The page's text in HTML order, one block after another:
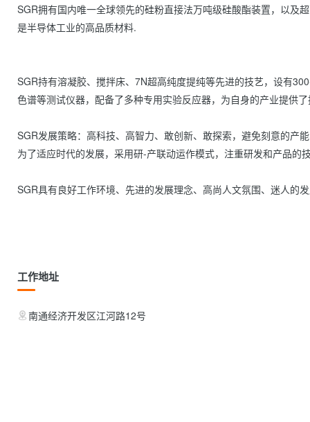
SGR拥有国内唯一全球领先的硅粉直接法万吨级硅酸酯装置，以及
是半导体工业的高品质材料.
SGR持有溶凝胶、搅拌床、7N超高纯度提纯等先进的技艺，设有
色谱等测试仪器，配备了多种专用实验反应器，为自身的产业提供
SGR发展策略：高科技、高智力、敢创新、敢探索，避免刻意的产
为了适应时代的发展，采用研-产联动运作模式，注重研发和产品
SGR具有良好工作环境、先进的发展理念、高尚人文氛围、迷人的
工作地址
南通经济开发区江河路12号